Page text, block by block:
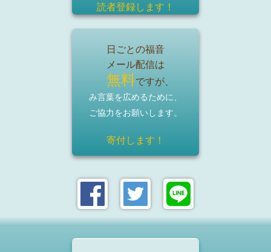
読者登録します！
日ごとの福音
メール配信は
無料ですが、
み言葉を広めるために、
ご協力をお願いします。
寄付します！